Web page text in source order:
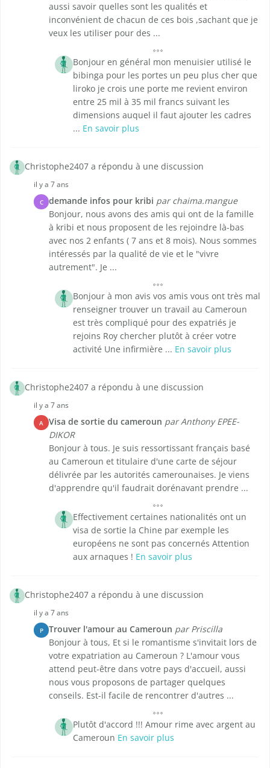
aussi savoir quelles sont les qualités et
inconvénient de chacun de ces bois ,sachant que je
veux les utiliser pour des ...
Bonjour en général mon menuisier utilisé le
bibinga pour les portes un peu plus cher que
liroko je crois une porte me revient environ
entre 25 mil à 35 mil francs suivant les
dimensions auquel il faut ajouter les cadres
... En savoir plus
Christophe2407 a répondu à une discussion
il y a 7 ans
C demande infos pour kribi par chaima.mangue
Bonjour, nous avons des amis qui ont de la famille
à kribi et nous proposent de les rejoindre là-bas
avec nos 2 enfants ( 7 ans et 8 mois). Nous sommes
intéressés par la qualité de vie et le "vivre
autrement". Je ...
Bonjour à mon avis vos amis vous ont très mal
renseigner trouver un travail au Cameroun
est très compliqué pour des expatriés je
rejoins Roy chercher plutôt à créer votre
activité Une infirmière ... En savoir plus
Christophe2407 a répondu à une discussion
il y a 7 ans
A Visa de sortie du cameroun par Anthony EPEE-
DIKOR
Bonjour à tous. Je suis ressortissant français basé
au Cameroun et titulaire d'une carte de séjour
délivrée par les autorités camerounaises. Je viens
d'apprendre qu'il faudrait dorénavant prendre ...
Effectivement certaines nationalités ont un
visa de sortie la Chine par exemple les
européens ne sont pas concernés Attention
aux arnaques ! En savoir plus
Christophe2407 a répondu à une discussion
il y a 7 ans
P Trouver l'amour au Cameroun par Priscilla
Bonjour à tous, Et si le romantisme s'invitait lors de
votre expatriation au Cameroun ? L'amour vous
attend peut-être dans votre pays d'accueil, aussi
nous vous proposons de partager quelques
conseils. Est-il facile de rencontrer d'autres ...
Plutôt d'accord !!! Amour rime avec argent au
Cameroun En savoir plus